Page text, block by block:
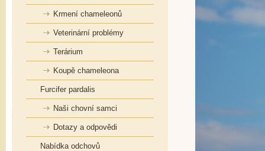
Krmení chameleonů
Veterinární problémy
Terárium
Koupě chameleona
Furcifer pardalis
Naši chovní samci
Dotazy a odpovědi
Nabídka odchovů